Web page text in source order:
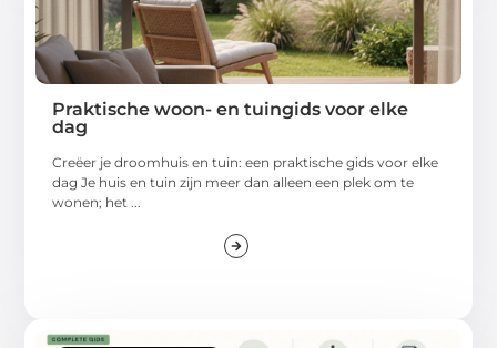
Praktische woon- en tuingids voor elke
dag
Creëer je droomhuis en tuin: een praktische gids voor elke
dag Je huis en tuin zijn meer dan alleen een plek om te
wonen; het ...